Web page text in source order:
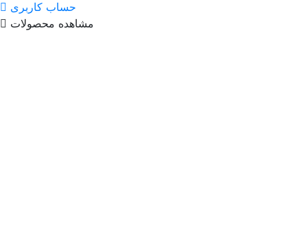
حساب کاربری
مشاهده محصولات